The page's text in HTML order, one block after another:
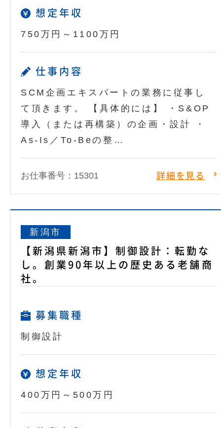
想定年収
750万円～1100万円
仕事内容
SCM企画エキスパートの業務に従事し
て頂きます。 【具体的には】 ・S&OP
導入（または再構築）の企画・設計 ・
As-Is／To-Beの整…
お仕事番号：15301 詳細を見る
新潟市
【新潟県新潟市】制御設計：転勤な
し。創業90年以上の歴史ある老舗商
社。
募集職種
制御設計
想定年収
400万円～500万円